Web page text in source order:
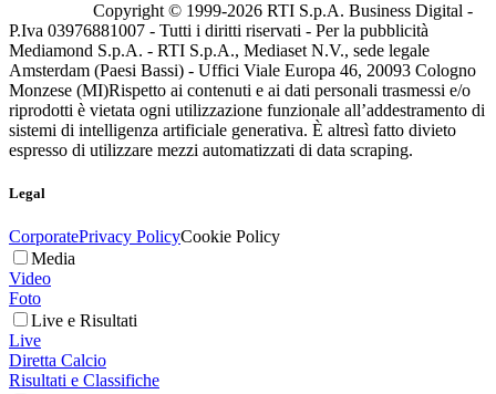
Copyright © 1999-2026 RTI S.p.A. Business Digital -
P.Iva 03976881007 - Tutti i diritti riservati - Per la pubblicità
Mediamond S.p.A. - RTI S.p.A., Mediaset N.V., sede legale
Amsterdam (Paesi Bassi) - Uffici Viale Europa 46, 20093 Cologno
Monzese (MI)Rispetto ai contenuti e ai dati personali trasmessi e/o
riprodotti è vietata ogni utilizzazione funzionale all’addestramento di
sistemi di intelligenza artificiale generativa. È altresì fatto divieto
espresso di utilizzare mezzi automatizzati di data scraping.
Legal
CorporatePrivacy PolicyCookie Policy
Media
Video
Foto
Live e Risultati
Live
Diretta Calcio
Risultati e Classifiche